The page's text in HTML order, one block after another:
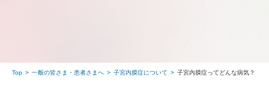
Top 一般の皆さま・患者さまへ ⼦宮内膜症について 子宮内膜症ってどんな病気？